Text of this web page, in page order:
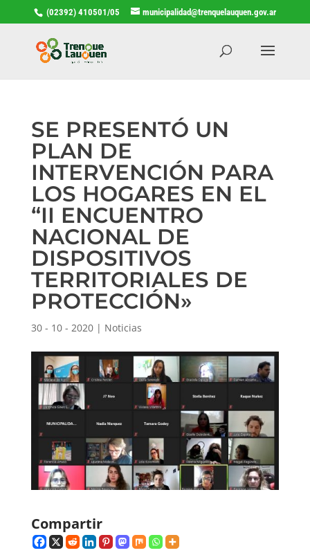
(02392) 410501/05 municipalidad@trenquelauquen.gov.ar
SE PRESENTÓ UN
PLAN DE
INTERVENCIÓN PARA
LOS HOGARES EN EL
“II ENCUENTRO
NACIONAL DE
DISPOSITIVOS
TERRITORIALES DE
PROTECCIÓN»
30 - 10 - 2020| Noticias
Compartir